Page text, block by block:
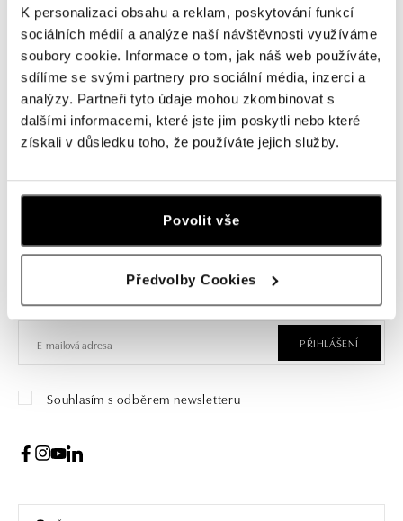
K personalizaci obsahu a reklam, poskytování funkcí
sociálních médií a analýze naší návštěvnosti využíváme
soubory cookie. Informace o tom, jak náš web používáte,
sdílíme se svými partnery pro sociální média, inzerci a
analýzy. Partneři tyto údaje mohou zkombinovat s
dalšími informacemi, které jste jim poskytli nebo které
získali v důsledku toho, že používáte jejich služby.
Povolit vše
Předvolby Cookies
Vzdušné, elegantní, chic… k našim náramkům se hodí
řada přívlastků, ale tím hlavním, co je spojuje, zůstává
materiál – 14kt bílé, žluté a růžové zlato či trendy barevná
šňůrka s decentním přívěskem nebo talismanem.
Přihlášení k odběru newsletteru
Žena
Muž
PŘIHLÁŠENÍ
Souhlasím s odběrem newsletteru